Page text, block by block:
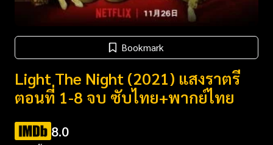
Bookmark
Light The Night (2021) แสงราตรี
ตอนที่ 1-8 จบ ซับไทย+พากย์ไทย
8.0